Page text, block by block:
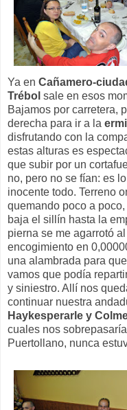
Ya en Cañamero-
Trébol sale en esos
Bajamos por carretera,
derecha para ir a la
disfrutando con la
estas alturas es
que subir por un
no, pero no se fían: es
inocente todo. Terreno
quemando poco a
baja el sillín hasta la
pierna se me agarrotó
encogimiento en
una alambrada para
vamos que podía
y siniestro. Allí nos
continuar nuestra
Haykesperarle y
cuales nos
Puertollano, nunca